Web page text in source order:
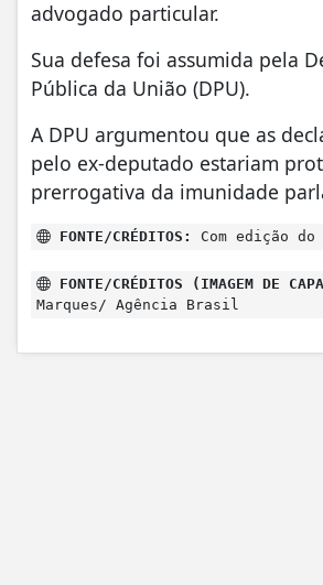
advogado particular.
Sua defesa foi assumida pela
Pública da União (DPU).
A DPU argumentou que as
pelo ex-deputado estariam
prerrogativa da imunidade
FONTE/CRÉDITOS: Com edição
FONTE/CRÉDITOS (IMAGEM DE
Marques/ Agência Brasil